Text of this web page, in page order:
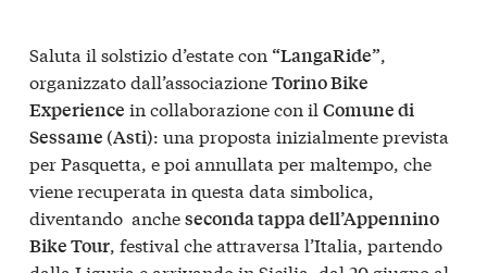
Saluta il solstizio d’estate con “LangaRide”,
organizzato dall’associazioneTorino Bike
Experience in collaborazione con il Comune di
Sessame (Asti): una proposta inizialmente prevista
per Pasquetta, e poi annullata per maltempo, che
viene recuperata in questa data simbolica,
diventando ancheseconda tappa dell’Appennino
Bike Tour, festival che attraversa l’Italia, partendo